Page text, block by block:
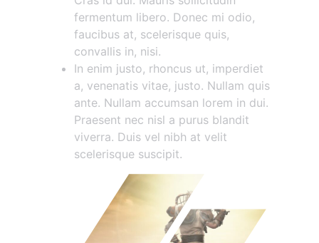
fermentum libero. Donec mi odio,
faucibus at, scelerisque quis,
convallis in, nisi.
In enim justo, rhoncus ut, imperdiet
a, venenatis vitae, justo. Nullam quis
ante. Nullam accumsan lorem in dui.
Praesent nec nisl a purus blandit
viverra. Duis vel nibh at velit
scelerisque suscipit.